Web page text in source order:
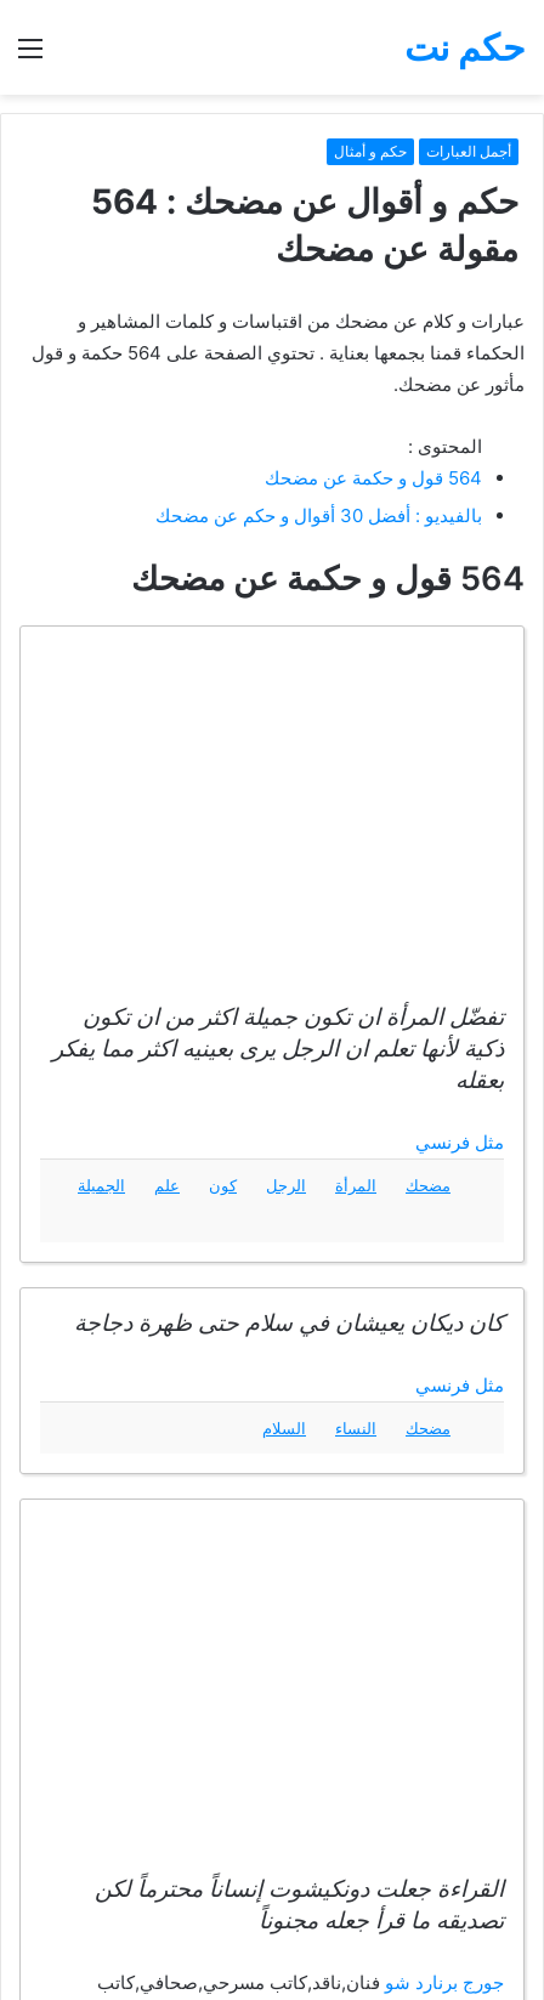
بحث
حكم نت
أجمل العبارات حكم و أمثال
حكم و أقوال عن مضحك : 564
مقولة عن مضحك
عبارات و كلام عن مضحك من اقتباسات و كلمات المشاهير و
الحكماء قمنا بجمعها بعناية . تحتوي الصفحة على 564 حكمة و قول
مأثور عن مضحك.
المحتوى :
564 قول و حكمة عن مضحك
بالفيديو : أفضل 30 أقوال و حكم عن مضحك
564 قول و حكمة عن مضحك
تفضّل المرأة ان تكون جميلة اكثر من ان تكون
ذكية لأنها تعلم ان الرجل يرى بعينيه اكثر مما يفكر
بعقله
مثل فرنسي
مضحك المرأة الرجل كون علم الجميلة
كان ديكان يعيشان في سلام حتى ظهرة دجاجة
مثل فرنسي
مضحك النساء السلام
القراءة جعلت دونكيشوت إنساناً محترماً لكن
تصديقه ما قرأ جعله مجنوناً
جورج برنارد شو فنان,ناقد,كاتب مسرحي,صحافي,كاتب